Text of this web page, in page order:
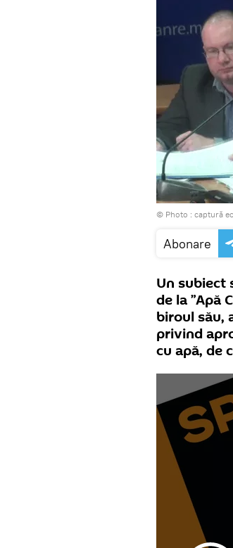
© Photo : captură
Abonare
Un subiect
de la ”Apă
biroul său,
privind
cu apă, de